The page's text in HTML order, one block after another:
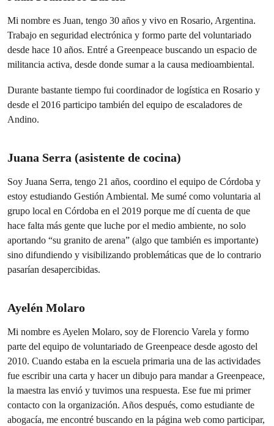
Mi nombre es Juan, tengo 30 años y vivo en Rosario, Argentina.
Trabajo en seguridad electrónica y formo parte del voluntariado
desde hace 10 años. Entré a Greenpeace buscando un espacio de
militancia activa, desde donde sumar a la causa medioambiental.
Durante bastante tiempo fui coordinador de logística en Rosario y
desde el 2016 participo también del equipo de escaladores de
Andino.
Juana Serra (asistente de cocina)
Soy Juana Serra, tengo 21 años, coordino el equipo de Córdoba y
estoy estudiando Gestión Ambiental. Me sumé como voluntaria al
grupo local en Córdoba en el 2019 porque me dí cuenta de que
hace falta más gente que luche por el medio ambiente, no solo
aportando “su granito de arena” (algo que también es importante)
sino difundiendo y visibilizando problemáticas que de lo contrario
pasarían desapercibidas.
Ayelén Molaro
Mi nombre es Ayelen Molaro, soy de Florencio Varela y formo
parte del equipo de voluntariado de Greenpeace desde agosto del
2010. Cuando estaba en la escuela primaria una de las actividades
fue escribir una carta y hacer un dibujo para mandar a Greenpeace,
la maestra las envió y tuvimos una respuesta. Ese fue mi primer
contacto con la organización. Años después, como estudiante de
abogacía, me encontré buscando en la página web como participar,